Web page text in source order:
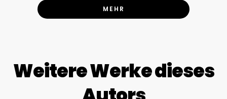
MEHR
Weitere Werke dieses